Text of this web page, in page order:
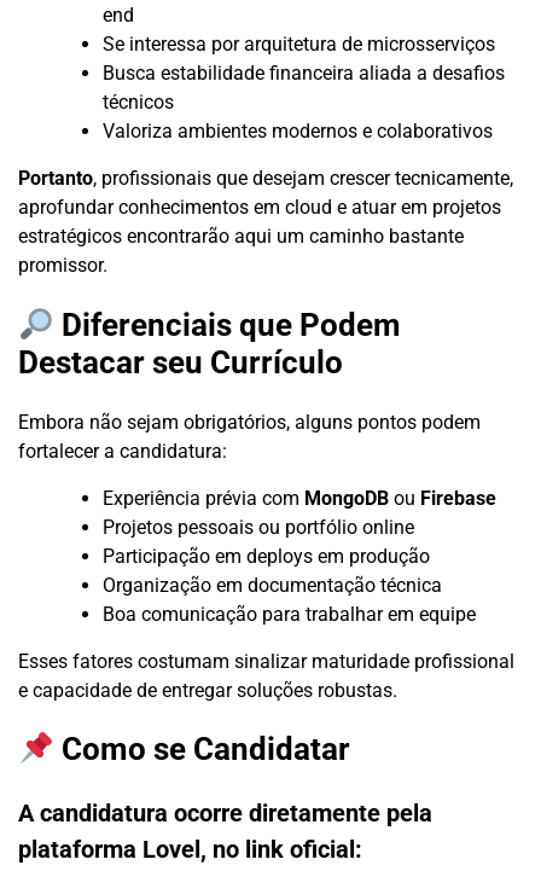
end
Se interessa por arquitetura de microsserviços
Busca estabilidade financeira aliada a desafios
técnicos
Valoriza ambientes modernos e colaborativos
Portanto, profissionais que desejam crescer tecnicamente,
aprofundar conhecimentos em cloud e atuar em projetos
estratégicos encontrarão aqui um caminho bastante
promissor.
Diferenciais que Podem
Destacar seu Currículo
Embora não sejam obrigatórios, alguns pontos podem
fortalecer a candidatura:
Experiência prévia com MongoDB ou Firebase
Projetos pessoais ou portfólio online
Participação em deploys em produção
Organização em documentação técnica
Boa comunicação para trabalhar em equipe
Esses fatores costumam sinalizar maturidade profissional
e capacidade de entregar soluções robustas.
Como se Candidatar
A candidatura ocorre diretamente pela
plataforma Lovel, no link oficial: